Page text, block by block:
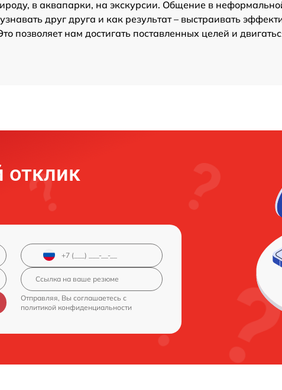
в аквапарки, на экскурсии. Общение в
друг друга и как результат – выстраивать
позволяет нам достигать поставленных целей и
отклик
Отправляя, Вы соглашаетесь с
политикой конфиденциальности